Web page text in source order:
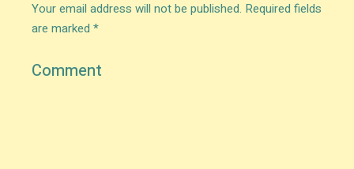
Your email address will not be published. Required fields
are marked*
Comment